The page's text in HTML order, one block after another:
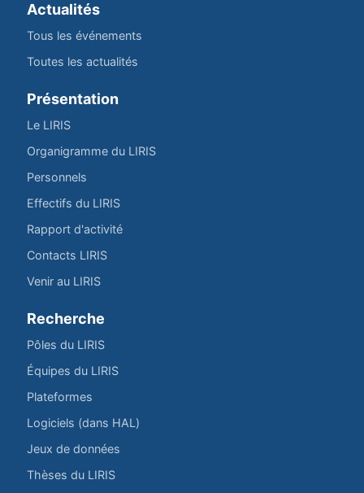
Actualités
Tous les événements
Toutes les actualités
Présentation
Le LIRIS
Organigramme du LIRIS
Personnels
Effectifs du LIRIS
Rapport d'activité
Contacts LIRIS
Venir au LIRIS
Recherche
Pôles du LIRIS
Équipes du LIRIS
Plateformes
Logiciels (dans HAL)
Jeux de données
Thèses du LIRIS